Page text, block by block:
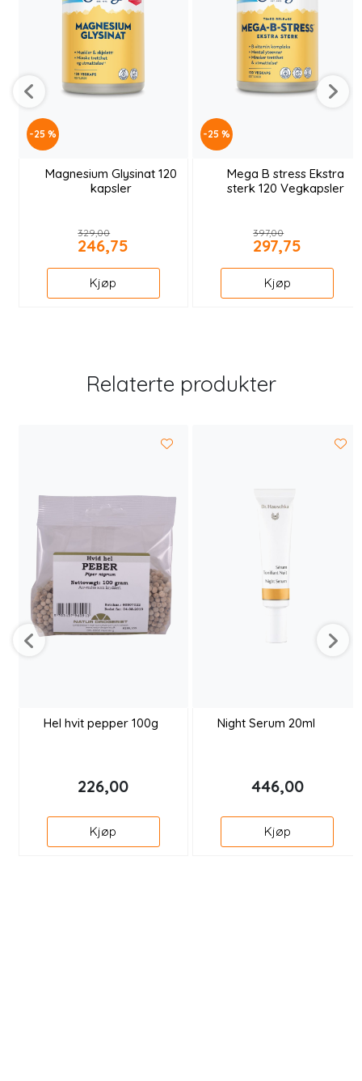
-25 %
Magnesium Glysinat 120
kapsler
329,00
246,75
Kjøp
-25 %
Mega B stress Ekstra
sterk 120 Vegkapsler
397,00
297,75
Kjøp
Relaterte produkter
Hel hvit pepper 100g
226,00
Kjøp
Night Serum 20ml
446,00
Kjøp